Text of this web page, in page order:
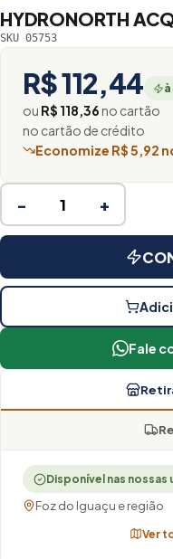
HYDRONORTH
SKU 05753
R$ 112,44
ou R$ 118,36no cartão
no cartão de crédito
Economize R$ 5,92
− +
Fale
Disponível nas nossas
Foz do Iguaçu e região
Ver